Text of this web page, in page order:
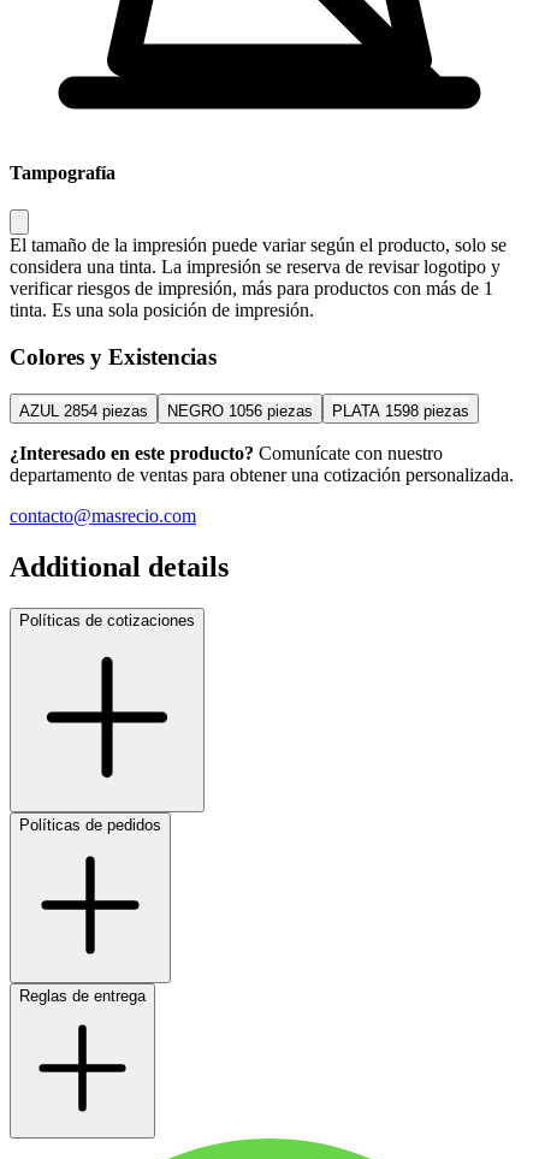
Tampografía
El tamaño de la impresión puede variar según el producto, solo se
considera una tinta. La impresión se reserva de revisar logotipo y
verificar riesgos de impresión, más para productos con más de 1
tinta. Es una sola posición de impresión.
Colores y Existencias
AZUL 2854 piezas NEGRO 1056 piezas PLATA 1598 piezas
¿Interesado en este producto? Comunícate con nuestro
departamento de ventas para obtener una cotización personalizada.
contacto@masrecio.com
Additional details
Políticas de cotizaciones
Políticas de pedidos
Reglas de entrega